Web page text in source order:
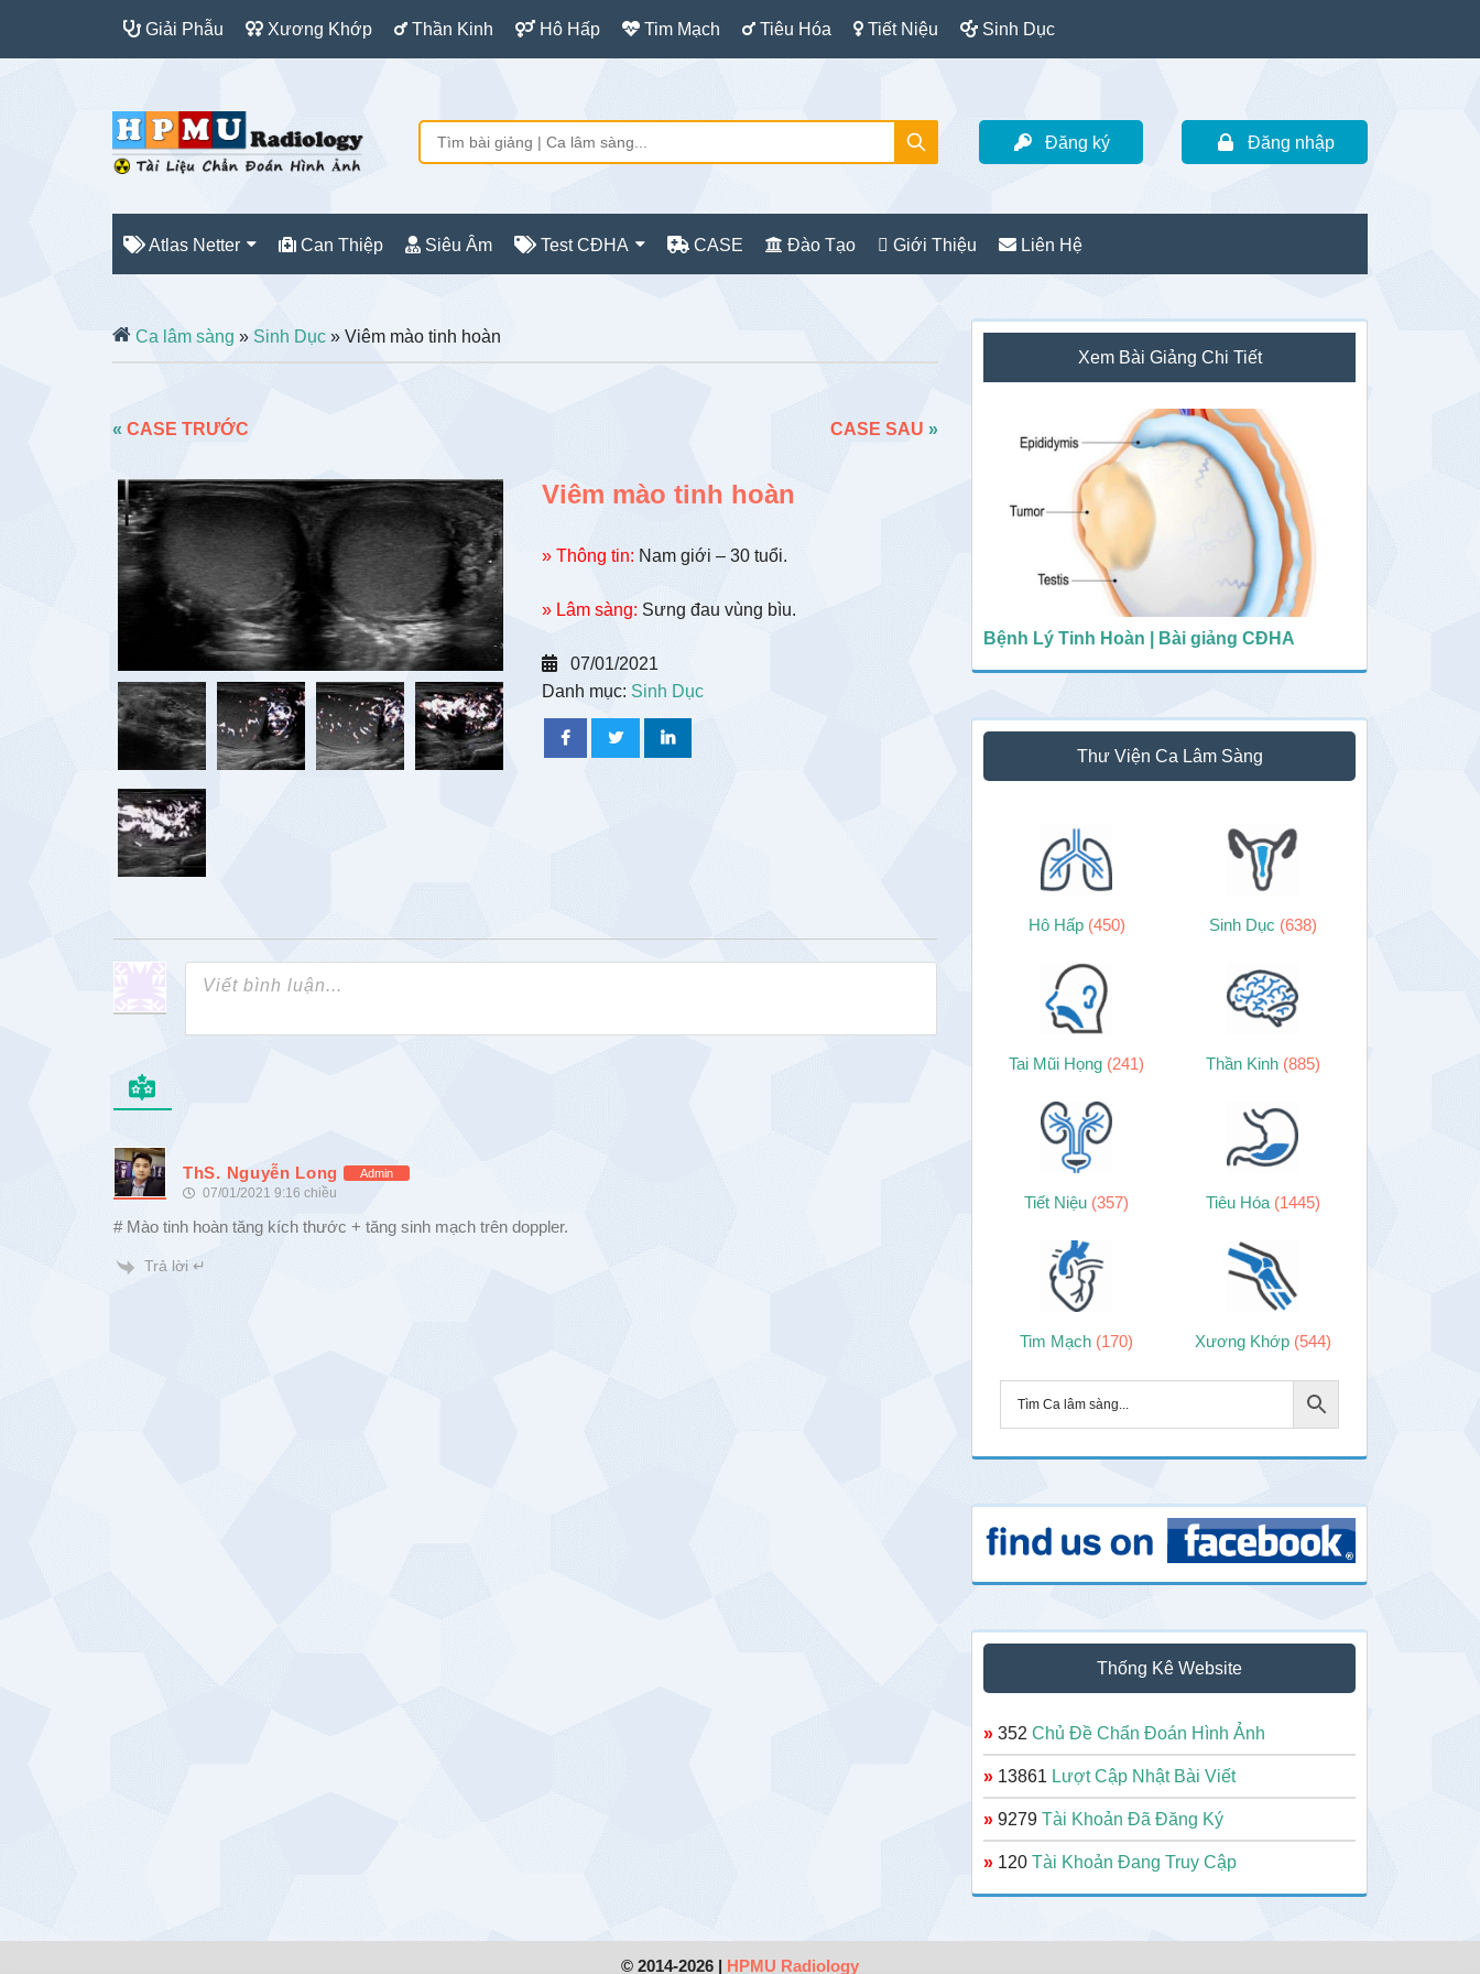
Giải Phẫu Xương Khớp Thần Kinh Hô Hấp Tim Mạch Tiêu Hóa Tiết Niệu Sinh Dục
Đăng ký Đăng nhập
Atlas Netter Can Thiệp Siêu Âm Test CĐHA CASE Đào Tạo Giới Thiệu Liên Hệ
Ca lâm sàng » Sinh Dục » Viêm mào tinh hoàn
« CASE TRƯỚC CASE SAU »
Viêm mào tinh hoàn
» Thông tin: Nam giới – 30 tuổi.
» Lâm sàng: Sưng đau vùng bìu.
07/01/2021
Danh mục: Sinh Dục
ThS. Nguyễn Long Admin
07/01/2021 9:16 chiều
# Mào tinh hoàn tăng kích thước + tăng sinh mạch trên doppler.
Trả lời ↵
Sidebar
chính
Xem Bài Giảng Chi Tiết
Bệnh Lý Tinh Hoàn | Bài giảng CĐHA
Thư Viện Ca Lâm Sàng
Hô Hấp (450) Sinh Dục (638)
Tai Mũi Họng (241) Thần Kinh (885)
Tiết Niệu (357) Tiêu Hóa (1445)
Tim Mạch (170) Xương Khớp (544)
Thống Kê Website
» 352 Chủ Đề Chẩn Đoán Hình Ảnh
» 13861 Lượt Cập Nhật Bài Viết
» 9279 Tài Khoản Đã Đăng Ký
» 120 Tài Khoản Đang Truy Cập
© 2014-2026 | HPMU Radiology